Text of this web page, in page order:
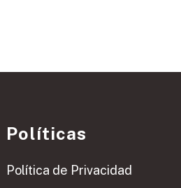
Políticas
Política de Privacidad